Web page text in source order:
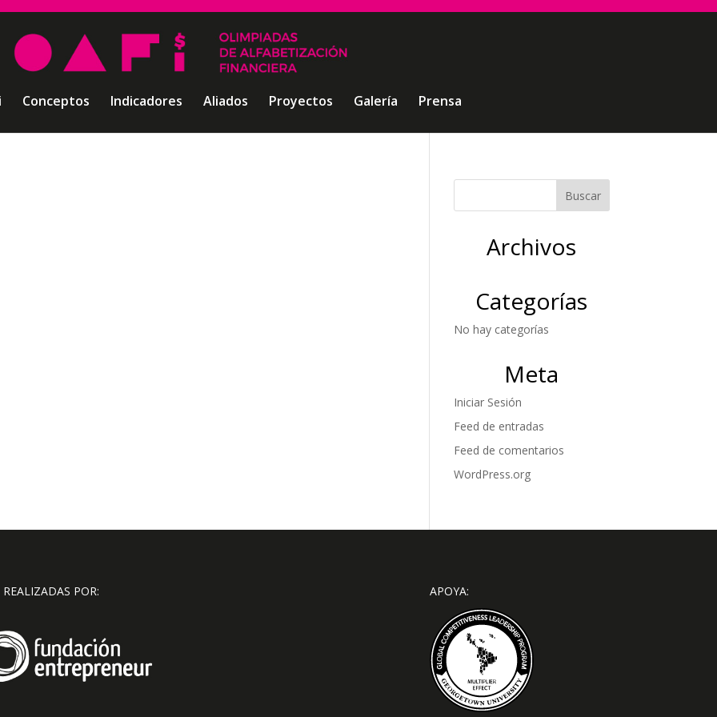
Conceptos Indicadores Aliados Proyectos Galería Prensa
Archivos
Categorías
No hay categorías
Meta
Iniciar Sesión
Feed de entradas
Feed de comentarios
WordPress.org
POR: APOYA: